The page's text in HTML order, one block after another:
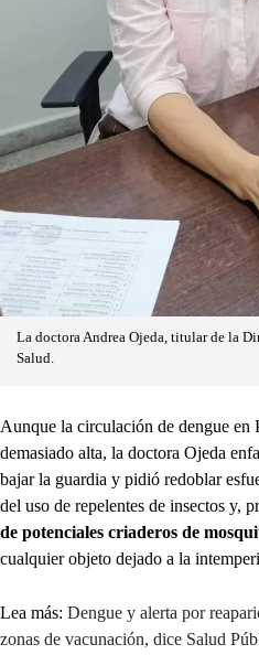
La doctora Andrea Ojeda, titular de la
Salud.
Aunque la circulación de dengue en
demasiado alta, la doctora Ojeda
bajar la guardia y pidió redoblar
del uso de repelentes de insectos y,
de potenciales criaderos de
cualquier objeto dejado a la
Lea más: Dengue y alerta por
zonas de vacunación, dice Salud